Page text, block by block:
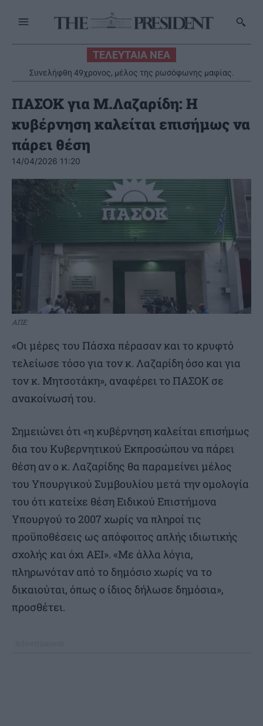
ΤΕΛΕΥΤΑΙΑ ΝΕΑ
Συνελήφθη 49χρονος, μέλος της ρωσόφωνης μαφίας.
Κατηγορείται για εκβιάσεις και άγριες επιθέσεις εναντίον
ΠΑΣΟΚ για Μ.Λαζαρίδη: Η
κυβέρνηση καλείται επισήμως να
πάρει θέση
14/04/2026 11:20
ΑΠΕ
«Οι μέρες του Πάσχα πέρασαν και το κρυφτό
τελείωσε τόσο για τον κ. Λαζαρίδη όσο και για
τον κ. Μητσοτάκη», αναφέρει το ΠΑΣΟΚ σε
ανακοίνωσή του.
Σημειώνει ότι «η κυβέρνηση καλείται επισήμως
δια του Κυβερνητικού Εκπροσώπου να πάρει
θέση αν ο κ. Λαζαρίδης θα παραμείνει μέλος
του Υπουργικού Συμβουλίου μετά την ομολογία
του ότι κατείχε θέση Ειδικού Επιστήμονα
Υπουργού το 2007 χωρίς να πληροί τις
προϋποθέσεις ως απόφοιτος απλής ιδιωτικής
σχολής και όχι ΑΕΙ». «Με άλλα λόγια,
πληρωνόταν από το δημόσιο χωρίς να το
δικαιούται, όπως ο ίδιος δήλωσε δημόσια»,
προσθέτει.